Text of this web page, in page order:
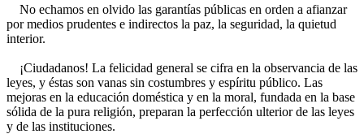
No echamos en olvido las garantías públicas en orden a afianzar
por medios prudentes e indirectos la paz, la seguridad, la quietud
interior.
¡Ciudadanos! La felicidad general se cifra en la observancia de las
leyes, y éstas son vanas sin costumbres y espíritu público. Las
mejoras en la educación doméstica y en la moral, fundada en la base
sólida de la pura religión, preparan la perfección ulterior de las leyes
y de las instituciones.